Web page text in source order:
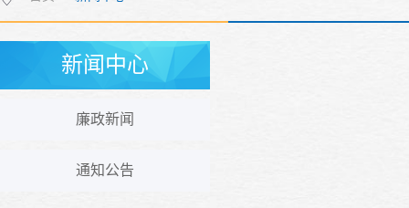
新闻中心
廉政新闻
通知公告